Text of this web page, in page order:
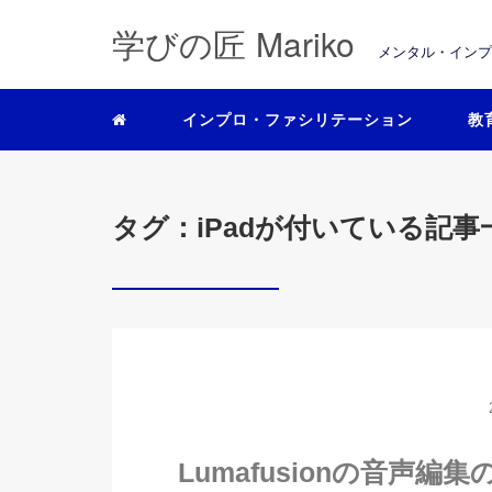
学びの匠 Mariko メンタル・イン
インプロ・ファシリテーション 教
タグ：iPadが付いている記事
Lumafusionの音声編集